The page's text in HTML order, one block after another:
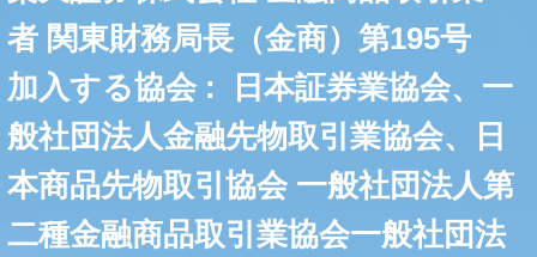
者 関東財務局長（金商）第195号
加入する協会 : 日本証券業協会、一
般社団法人金融先物取引業協会、日
本商品先物取引協会 一般社団法人第
二種金融商品取引業協会一般社団法